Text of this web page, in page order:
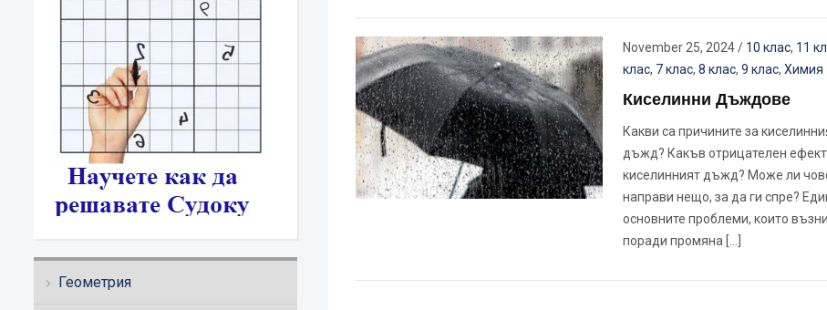
Геометрия
November 25, 2024/ 10 клас, 11
клас, 7 клас, 8 клас, 9 клас, Химия
Киселинни Дъждове
Какви са причините за
дъжд? Какъв отрицателен
киселинният дъжд? Може ли
направи нещо, за да ги спре?
основните проблеми, които
поради промяна […]